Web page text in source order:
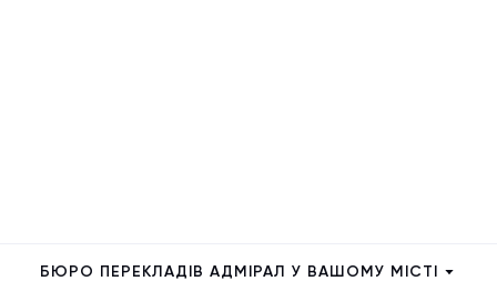
БЮРО ПЕРЕКЛАДІВ АДМІРАЛ У ВАШОМУ МІСТІ